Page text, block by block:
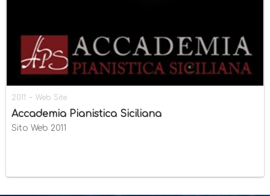
2011 - Web Site
Accademia Pianistica Siciliana
Sito Web 2011